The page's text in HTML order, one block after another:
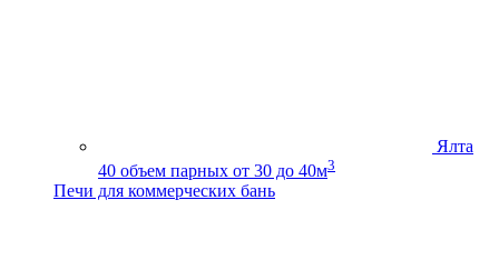
Ялта
40 объем парных от 30 до 40м3
Печи для коммерческих бань